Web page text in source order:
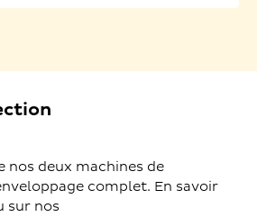
nos deux machines de
complet. En savoir
sur nos